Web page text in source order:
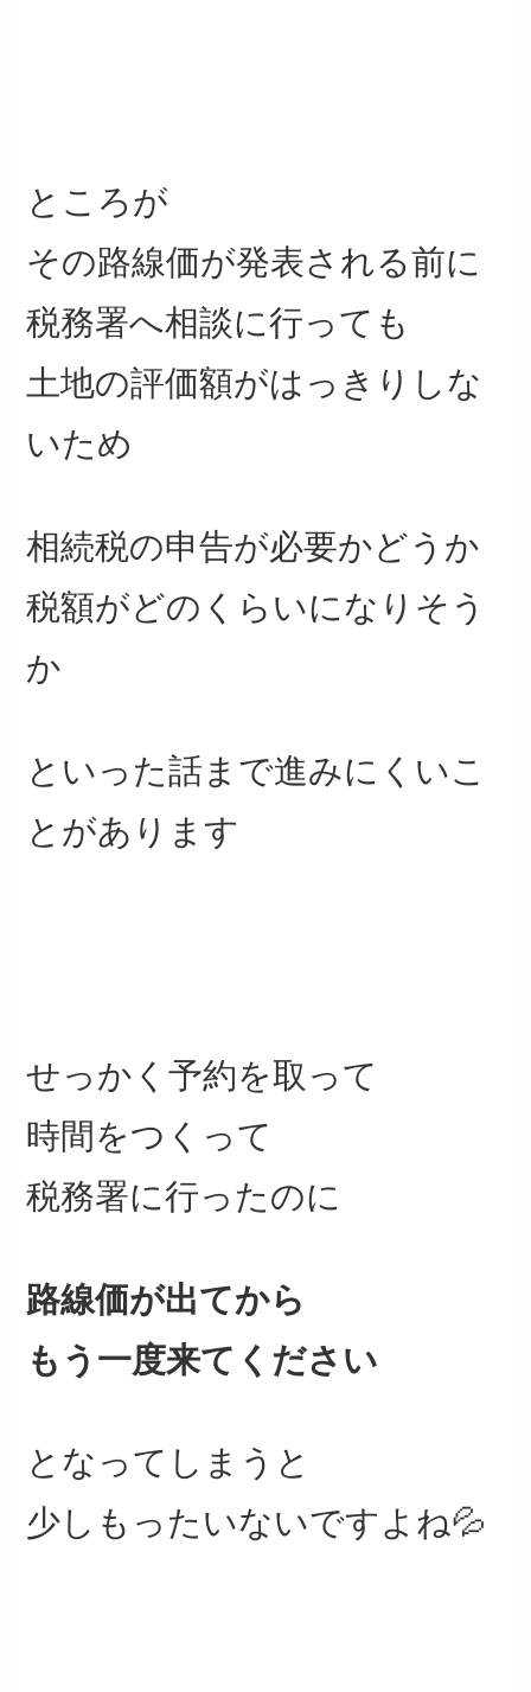
ところが
その路線価が発表される前に
税務署へ相談に行っても
土地の評価額がはっきりしな
いため
相続税の申告が必要かどうか
税額がどのくらいになりそう
か
といった話まで進みにくいこ
とがあります
せっかく予約を取って
時間をつくって
税務署に行ったのに
路線価が出てから
もう一度来てください
となってしまうと
少しもったいないですよね💦